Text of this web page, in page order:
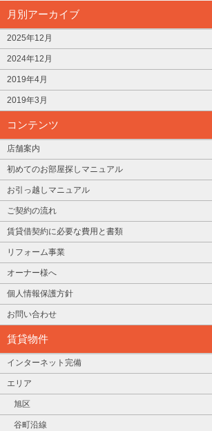
月別アーカイブ
2025年12月
2024年12月
2019年4月
2019年3月
コンテンツ
店舗案内
初めてのお部屋探しマニュアル
お引っ越しマニュアル
ご契約の流れ
賃貸借契約に必要な費用と書類
リフォーム事業
オーナー様へ
個人情報保護方針
お問い合わせ
賃貸物件
インターネット完備
エリア
旭区
谷町沿線